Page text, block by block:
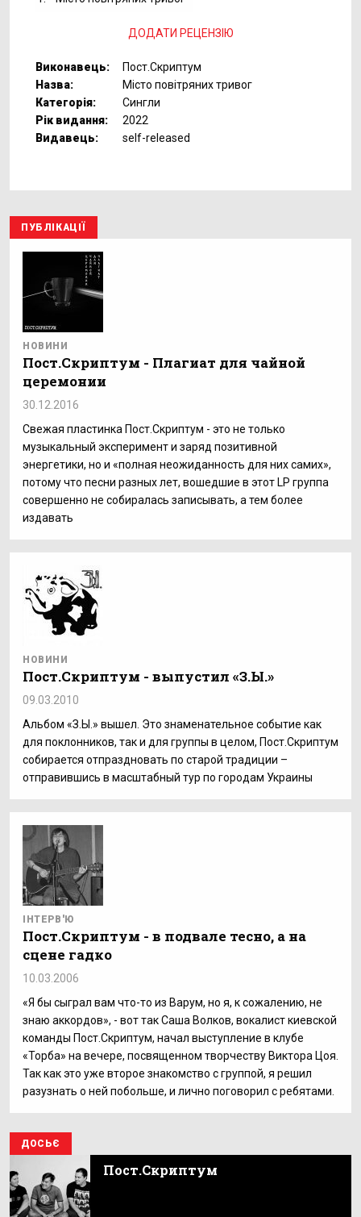
ДОДАТИ РЕЦЕНЗІЮ
Виконавець:
Пост.Скриптум
Назва:
Місто повітряних тривог
Категорія:
Сингли
Рік видання:
2022
Видавець:
self-released
ПУБЛІКАЦІЇ
НОВИНИ
Пост.Скриптум - Плагиат для чайной
церемонии
30.12.2016
Свежая пластинка Пост.Скриптум - это не только
музыкальный эксперимент и заряд позитивной
энергетики, но и «полная неожиданность для них самих»,
потому что песни разных лет, вошедшие в этот LP группа
совершенно не собиралась записывать, а тем более
издавать
НОВИНИ
Пост.Скриптум - выпустил «З.Ы.»
09.03.2010
Альбом «З.Ы.» вышел. Это знаменательное событие как
для поклонников, так и для группы в целом, Пост.Скриптум
собирается отпраздновать по старой традиции –
отправившись в масштабный тур по городам Украины
ІНТЕРВ'Ю
Пост.Скриптум - в подвале тесно, а на
сцене гадко
10.03.2006
«Я бы сыграл вам что-то из Варум, но я, к сожалению, не
знаю аккордов», - вот так Саша Волков, вокалист киевской
команды Пост.Скриптум, начал выступление в клубе
«Торба» на вечере, посвященном творчеству Виктора Цоя.
Так как это уже второе знакомство с группой, я решил
разузнать о ней побольше, и лично поговорил с ребятами.
ДОСЬЄ
Пост.Скриптум